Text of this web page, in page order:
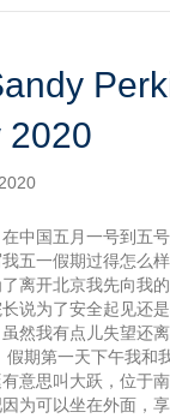
2020
中国五月一号到五
五一假期过得怎么
离开北京我先向我
说为了安全起见还
然我有点儿失望还
期第一天下午我和
意思叫大跃，位于
为可以坐在外面，